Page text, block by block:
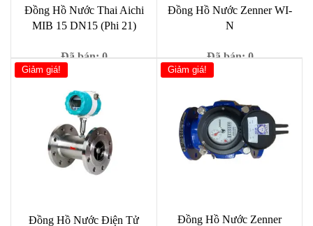
Đồng Hồ Nước Thai Aichi
MIB 15 DN15 (Phi 21)
Đã bán: 0
789,000
gốc
là:
789,000 ₫.
650,000 ₫.
Đồng Hồ Nước Zenner WI-
N
Đã bán: 0
99,000
là:
99,000 ₫.là:
29,000
Giảm giá!
Đồng Hồ Nước Điện Tử
Giảm giá!
Đồng Hồ Nước Zenner